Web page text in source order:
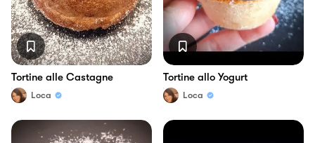
Tortine alle Castagne
Loca
Tortine allo Yogurt
Loca